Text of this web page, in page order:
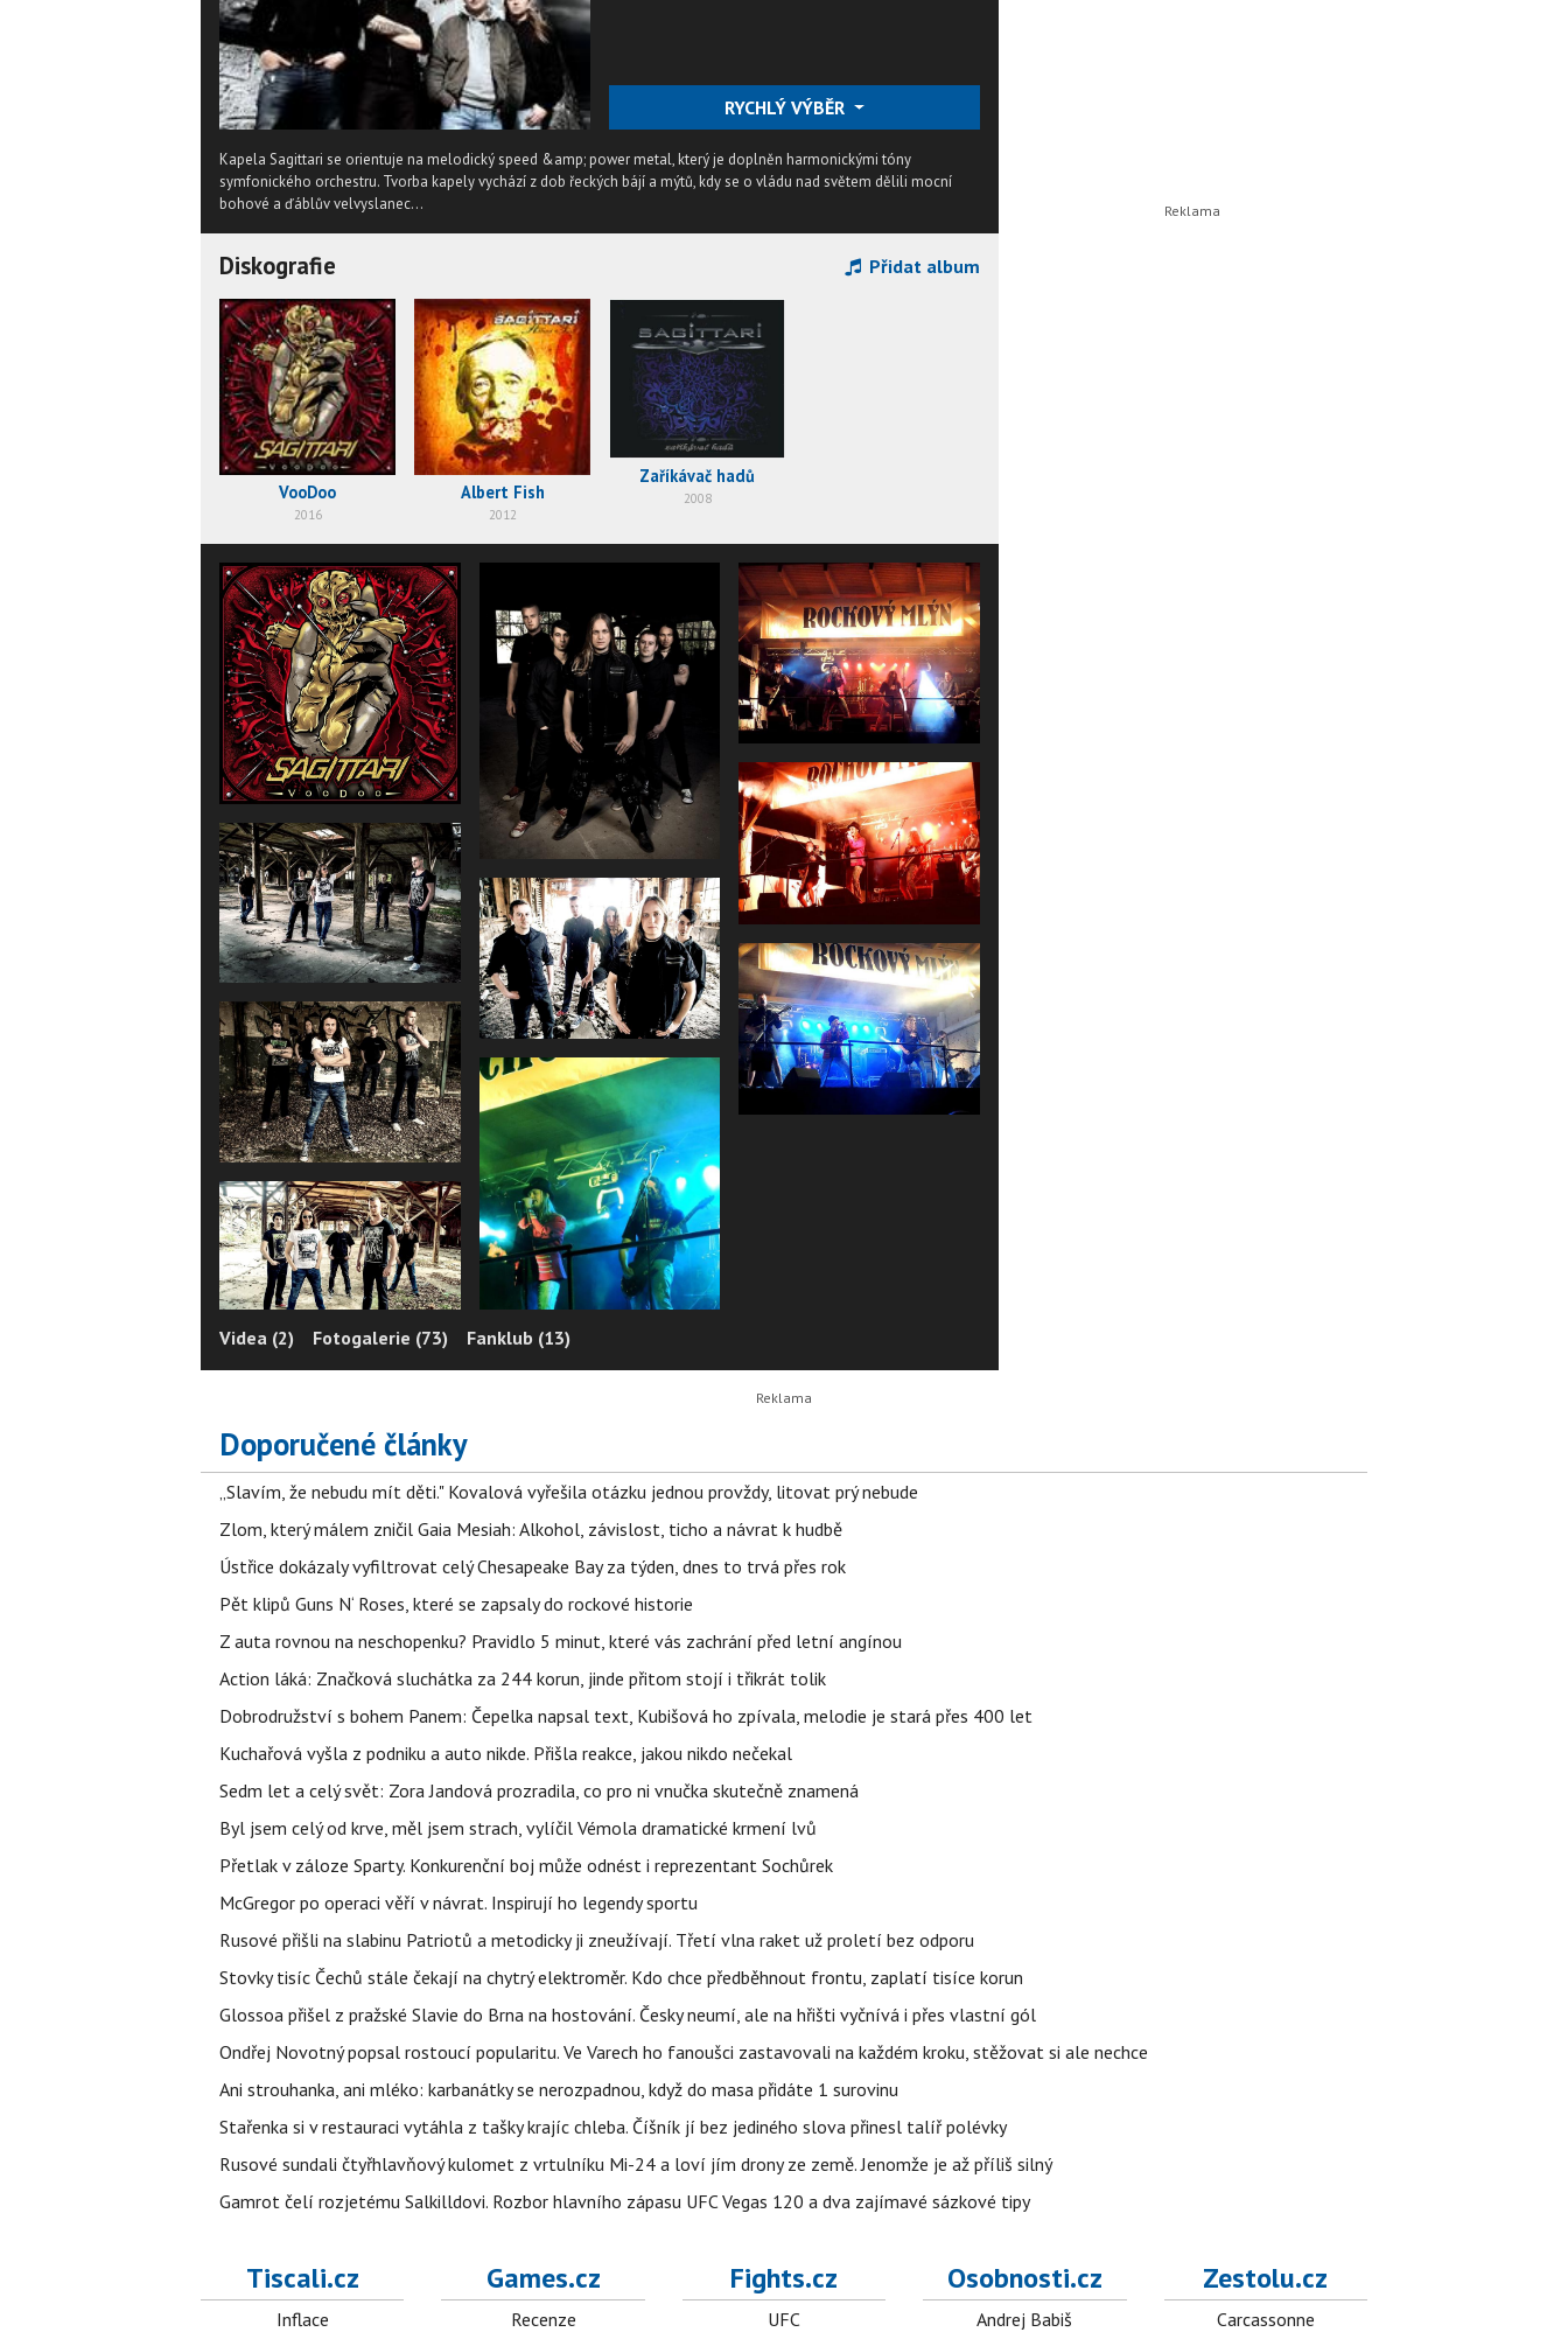
RYCHLÝ VÝBĚR
Kapela Sagittari se orientuje na melodický speed &amp; power metal, který je doplněn harmonickými tóny
symfonického orchestru. Tvorba kapely vychází z dob řeckých bájí a mýtů, kdy se o vládu nad světem dělili mocní
bohové a ďáblův velvyslanec...
Diskografie Přidat album
VooDoo
2016
Albert Fish
2012
Zaříkávač hadů
2008
Videa (2) Fotogalerie (73) Fanklub (13)
Doporučené články
„Slavím, že nebudu mít děti." Kovalová vyřešila otázku jednou provždy, litovat prý nebude
Zlom, který málem zničil Gaia Mesiah: Alkohol, závislost, ticho a návrat k hudbě
Ústřice dokázaly vyfiltrovat celý Chesapeake Bay za týden, dnes to trvá přes rok
Pět klipů Guns N‘ Roses, které se zapsaly do rockové historie
Z auta rovnou na neschopenku? Pravidlo 5 minut, které vás zachrání před letní angínou
Action láká: Značková sluchátka za 244 korun, jinde přitom stojí i třikrát tolik
Dobrodružství s bohem Panem: Čepelka napsal text, Kubišová ho zpívala, melodie je stará přes 400 let
Kuchařová vyšla z podniku a auto nikde. Přišla reakce, jakou nikdo nečekal
Sedm let a celý svět: Zora Jandová prozradila, co pro ni vnučka skutečně znamená
Byl jsem celý od krve, měl jsem strach, vylíčil Vémola dramatické krmení lvů
Přetlak v záloze Sparty. Konkurenční boj může odnést i reprezentant Sochůrek
McGregor po operaci věří v návrat. Inspirují ho legendy sportu
Rusové přišli na slabinu Patriotů a metodicky ji zneužívají. Třetí vlna raket už proletí bez odporu
Stovky tisíc Čechů stále čekají na chytrý elektroměr. Kdo chce předběhnout frontu, zaplatí tisíce korun
Glossoa přišel z pražské Slavie do Brna na hostování. Česky neumí, ale na hřišti vyčnívá i přes vlastní gól
Ondřej Novotný popsal rostoucí popularitu. Ve Varech ho fanoušci zastavovali na každém kroku, stěžovat si ale nechce
Ani strouhanka, ani mléko: karbanátky se nerozpadnou, když do masa přidáte 1 surovinu
Stařenka si v restauraci vytáhla z tašky krajíc chleba. Číšník jí bez jediného slova přinesl talíř polévky
Rusové sundali čtyřhlavňový kulomet z vrtulníku Mi-24 a loví jím drony ze země. Jenomže je až příliš silný
Gamrot čelí rozjetému Salkilldovi. Rozbor hlavního zápasu UFC Vegas 120 a dva zajímavé sázkové tipy
Tiscali.cz
Inflace
Games.cz
Recenze
Fights.cz
UFC
Osobnosti.cz
Andrej Babiš
Zestolu.cz
Carcassonne